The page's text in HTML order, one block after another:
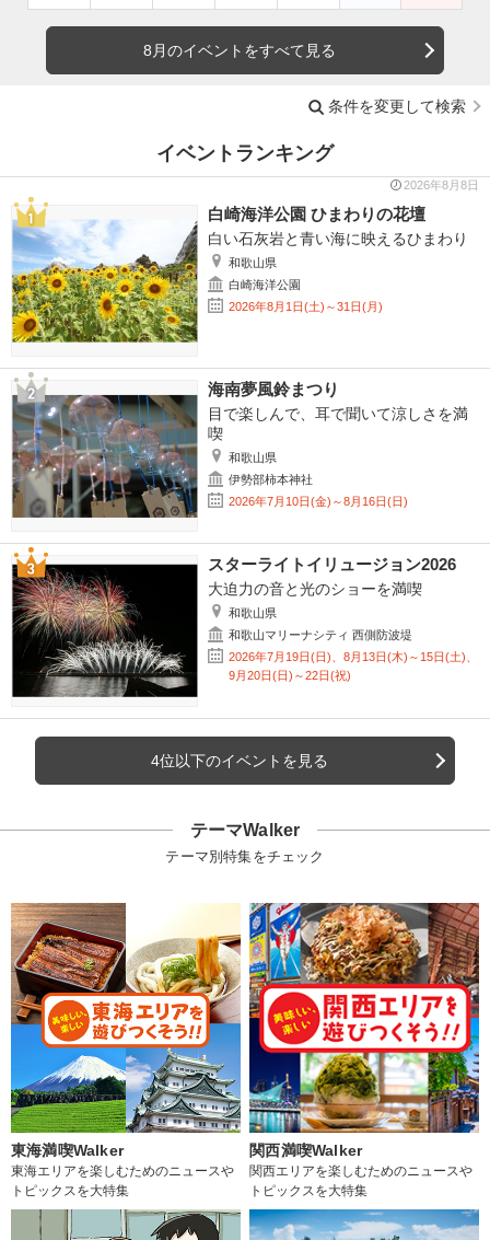
8月のイベントをすべて見る
条件を変更して検索
イベントランキング
2026年8月8日
白崎海洋公園 ひまわりの花壇
白い石灰岩と青い海に映えるひまわり
和歌山県
白崎海洋公園
2026年8月1日(土)～31日(月)
海南夢風鈴まつり
目で楽しんで、耳で聞いて涼しさを満
喫
和歌山県
伊勢部柿本神社
2026年7月10日(金)～8月16日(日)
スターライトイリュージョン2026
大迫力の音と光のショーを満喫
和歌山県
和歌山マリーナシティ 西側防波堤
2026年7月19日(日)、8月13日(木)～15日(土)、
9月20日(日)～22日(祝)
4位以下のイベントを見る
テーマWalker
テーマ別特集をチェック
東海満喫Walker
東海エリアを楽しむためのニュースや
トピックスを大特集
関西満喫Walker
関西エリアを楽しむためのニュースや
トピックスを大特集